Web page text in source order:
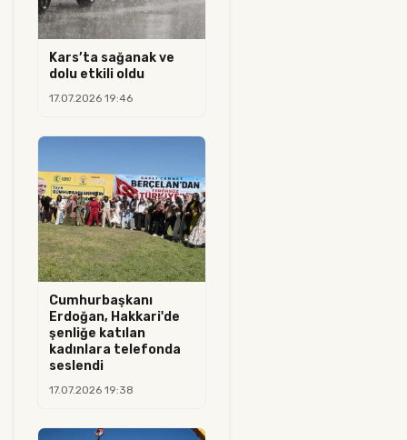
Kars’ta sağanak ve
dolu etkili oldu
17.07.2026 19:46
Cumhurbaşkanı
Erdoğan, Hakkari'de
şenliğe katılan
kadınlara telefonda
seslendi
17.07.2026 19:38